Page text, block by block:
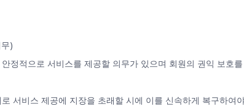
)
정적으로 서비스를 제공할 의무가 있으며 회원의 권익 보호
서비스 제공에 지장을 초래할 시에 이를 신속하게 복구하여